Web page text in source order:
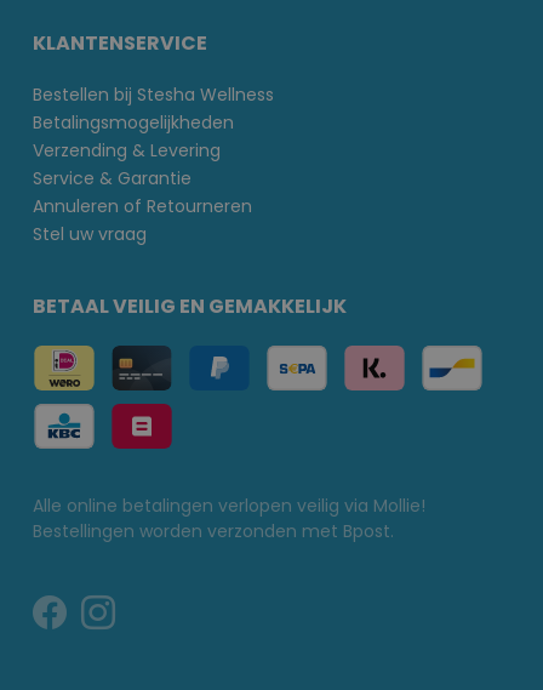
KLANTENSERVICE
Bestellen bij Stesha Wellness
Betalingsmogelijkheden
Verzending & Levering
Service & Garantie
Annuleren of Retourneren
Stel uw vraag
BETAAL VEILIG EN GEMAKKELIJK
Alle online betalingen verlopen veilig via Mollie!
Bestellingen worden verzonden met Bpost.